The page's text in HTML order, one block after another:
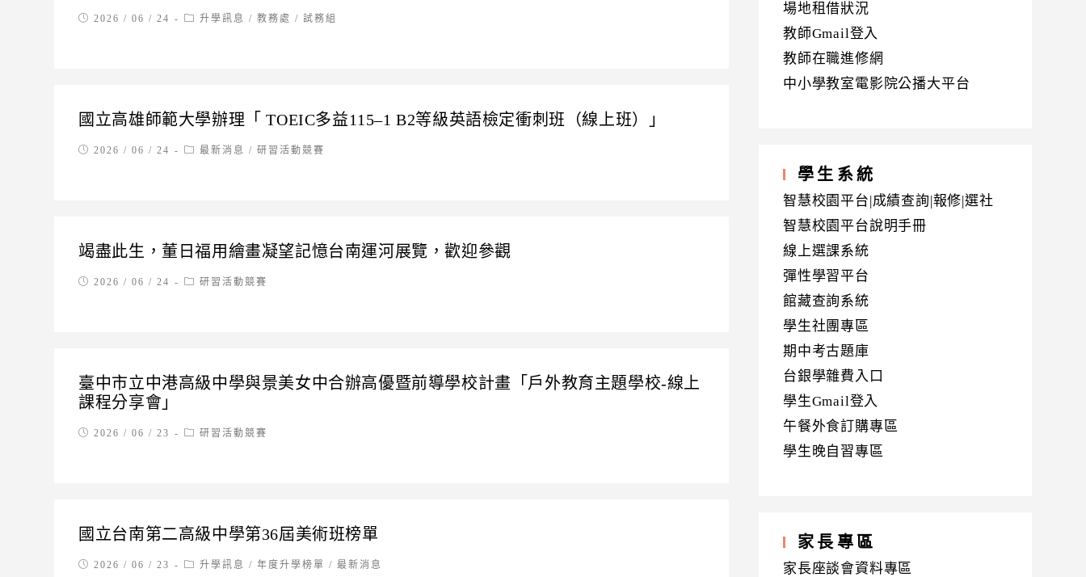
Post2026 / 06 / 24
Post升學訊息 / 教務處 / 試務組
國立高雄師範大學辦理「 TOEIC多益115–1 B2等級英語檢定衝刺班（線上班）」
Post2026 / 06 / 24
Post最新消息 / 研習活動競賽
竭盡此生，董日福用繪畫凝望記憶台南運河展覽，歡迎參觀
Post2026 / 06 / 24
Post研習活動競賽
臺中市立中港高級中學與景美女中合辦高優暨前導學校計畫「戶外教育主題學校-線上
課程分享會」
Post2026 / 06 / 23
Post研習活動競賽
國立台南第二高級中學第36屆美術班榜單
Post2026 / 06 / 23
Post升學訊息 / 年度升學榜單 / 最新消息
場地租借狀況
教師Gmail登入
教師在職進修網
中小學教室電影院公播大平台
學生系統
智慧校園平台|成績查詢|報修|選社
智慧校園平台說明手冊
線上選課系統
彈性學習平台
館藏查詢系統
學生社團專區
期中考古題庫
台銀學雜費入口
學生Gmail登入
午餐外食訂購專區
學生晚自習專區
家長專區
家長座談會資料專區